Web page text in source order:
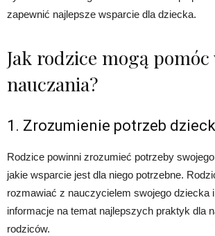
zapewnić najlepsze wsparcie dla dziecka.
Jak rodzice mogą
nauczania?
1. Zrozumienie potrzeb
Rodzice powinni zrozumieć potrzeby
jakie wsparcie jest dla niego potrzebne.
rozmawiać z nauczycielem swojego dziecka
informacje na temat najlepszych praktyk dla
rodziców.